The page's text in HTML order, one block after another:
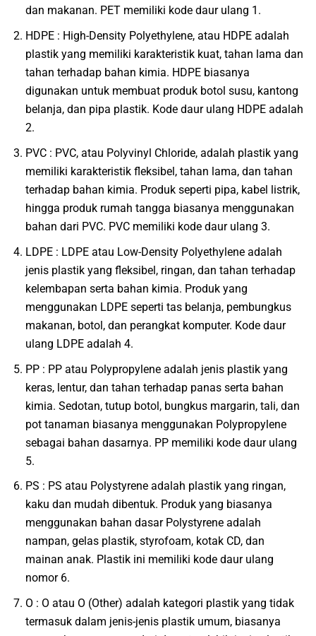
dan makanan. PET memiliki kode daur ulang 1.
HDPE : High-Density Polyethylene, atau HDPE adalah
plastik yang memiliki karakteristik kuat, tahan lama dan
tahan terhadap bahan kimia. HDPE biasanya
digunakan untuk membuat produk botol susu, kantong
belanja, dan pipa plastik. Kode daur ulang HDPE adalah
2.
PVC : PVC, atau Polyvinyl Chloride, adalah plastik yang
memiliki karakteristik fleksibel, tahan lama, dan tahan
terhadap bahan kimia. Produk seperti pipa, kabel listrik,
hingga produk rumah tangga biasanya menggunakan
bahan dari PVC. PVC memiliki kode daur ulang 3.
LDPE : LDPE atau Low-Density Polyethylene adalah
jenis plastik yang fleksibel, ringan, dan tahan terhadap
kelembapan serta bahan kimia. Produk yang
menggunakan LDPE seperti tas belanja, pembungkus
makanan, botol, dan perangkat komputer. Kode daur
ulang LDPE adalah 4.
PP : PP atau Polypropylene adalah jenis plastik yang
keras, lentur, dan tahan terhadap panas serta bahan
kimia. Sedotan, tutup botol, bungkus margarin, tali, dan
pot tanaman biasanya menggunakan Polypropylene
sebagai bahan dasarnya. PP memiliki kode daur ulang
5.
PS : PS atau Polystyrene adalah plastik yang ringan,
kaku dan mudah dibentuk. Produk yang biasanya
menggunakan bahan dasar Polystyrene adalah
nampan, gelas plastik, styrofoam, kotak CD, dan
mainan anak. Plastik ini memiliki kode daur ulang
nomor 6.
O : O atau O (Other) adalah kategori plastik yang tidak
termasuk dalam jenis-jenis plastik umum, biasanya